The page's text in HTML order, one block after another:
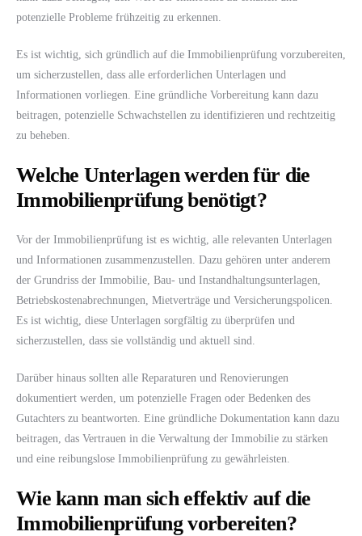
potenzielle Probleme frühzeitig zu erkennen.
Es ist wichtig, sich gründlich auf die Immobilienprüfung vorzubereiten,
um sicherzustellen, dass alle erforderlichen Unterlagen und
Informationen vorliegen. Eine gründliche Vorbereitung kann dazu
beitragen, potenzielle Schwachstellen zu identifizieren und rechtzeitig
zu beheben.
Welche Unterlagen werden für die
Immobilienprüfung benötigt?
Vor der Immobilienprüfung ist es wichtig, alle relevanten Unterlagen
und Informationen zusammenzustellen. Dazu gehören unter anderem
der Grundriss der Immobilie, Bau- und Instandhaltungsunterlagen,
Betriebskostenabrechnungen, Mietverträge und Versicherungspolicen.
Es ist wichtig, diese Unterlagen sorgfältig zu überprüfen und
sicherzustellen, dass sie vollständig und aktuell sind.
Darüber hinaus sollten alle Reparaturen und Renovierungen
dokumentiert werden, um potenzielle Fragen oder Bedenken des
Gutachters zu beantworten. Eine gründliche Dokumentation kann dazu
beitragen, das Vertrauen in die Verwaltung der Immobilie zu stärken
und eine reibungslose Immobilienprüfung zu gewährleisten.
Wie kann man sich effektiv auf die
Immobilienprüfung vorbereiten?